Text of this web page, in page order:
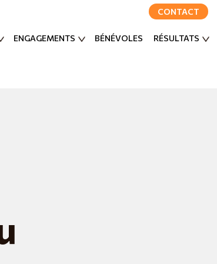
ENGAGEMENTS BÉNÉVOLES RÉSULTATS
CONTACT